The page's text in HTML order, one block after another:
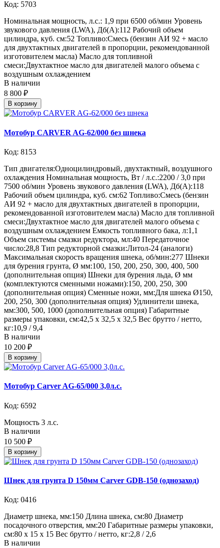
Код: 5703
Номинальная мощность, л.с.: 1,9 при 6500 об/мин Уровень
звукового давления (LWA), Дб(А):112 Рабочий объем
цилиндра, куб. см:52 Топливо:Смесь (бензин АИ 92 + масло
для двухтактных двигателей в пропорции, рекомендованной
изготовителем масла) Масло для топливной
смеси:Двухтактное масло для двигателей малого объема с
воздушным охлаждением
В наличии
8 800 ₽
В корзину
Мотобур CARVER AG-62/000 без шнека
Код: 8153
Тип двигателя:Одноцилиндровый, двухтактный, воздушного
охлаждения Номинальная мощность, Вт / л.с.:2200 / 3,0 при
7500 об/мин Уровень звукового давления (LWA), Дб(А):118
Рабочий объем цилиндра, куб. см:62 Топливо:Смесь (бензин
АИ 92 + масло для двухтактных двигателей в пропорции,
рекомендованной изготовителем масла) Масло для топливной
смеси:Двухтактное масло для двигателей малого объема с
воздушным охлаждением Емкость топливного бака, л:1,1
Объем системы смазки редуктора, мл:40 Передаточное
число:28,8 Тип редукторной смазки:Литол-24 (аналоги)
Максимальная скорость вращения шнека, об/мин:277 Шнеки
для бурения грунта, Ø мм:100, 150, 200, 250, 300, 400, 500
(дополнительная опция) Шнеки для бурения льда, Ø мм
(комплектуются сменными ножами):150, 200, 250, 300
(дополнительная опция) Сменные ножи, мм:Для шнека Ø150,
200, 250, 300 (дополнительная опция) Удлинители шнека,
мм:300, 500, 1000 (дополнительная опция) Габаритные
размеры упаковки, см:42,5 х 32,5 х 32,5 Вес брутто / нетто,
кг:10,9 / 9,4
В наличии
10 200 ₽
В корзину
Мотобур Carver AG-65/000 3,0л.с.
Код: 6592
Мощность 3 л.с.
В наличии
10 500 ₽
В корзину
Шнек для грунта D 150мм Carver GDB-150 (однозаход)
Код: 0416
Диаметр шнека, мм:150 Длина шнека, см:80 Диаметр
посадочного отверстия, мм:20 Габаритные размеры упаковки,
см:80 х 15 х 15 Вес брутто / нетто, кг:2,8 / 2,6
В наличии